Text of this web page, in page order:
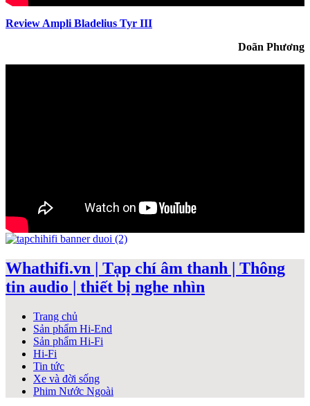
Review Ampli Bladelius Tyr III
Doãn Phương
Whathifi.vn | Tạp chí âm thanh | Thông
tin audio | thiết bị nghe nhìn
Trang chủ
Sản phẩm Hi-End
Sản phẩm Hi-Fi
Hi-Fi
Tin tức
Xe và đời sống
Phim Nước Ngoài